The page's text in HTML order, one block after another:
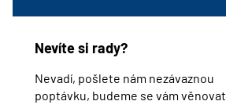
Nevíte si rady?
Nevadí, pošlete nám nezávaznou
poptávku, budeme se vám věnovat.